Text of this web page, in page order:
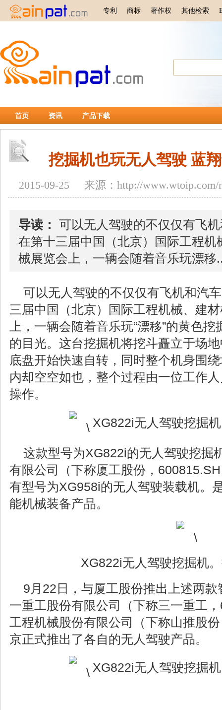
专利 商标 著作权 其他检索
首页 资讯 产品下载
挖掘机也玩无人驾驶 蓝
2015-09-25 来源：http://www.wtoip.com/
导读：可以无人驾驶的不仅仅有飞
在第十三届中国（北京）国际工程
械展览会上，一辆会随着音乐玩漂移
可以无人驾驶的不仅仅有飞机和汽
三届中国（北京）国际工程机械、建材
上，一辆会随着音乐玩“漂移”的黄色
的目光。这台挖掘机将挖斗矗立于场
底盘开始快速自转，同时整个机身围
内却空空如也，整个过程由一位工作
操作。
XG822i无人驾驶挖掘
这款型号为XG822i的无人驾驶挖掘
有限公司（下称厦工股份，
有型号为XG958i的无人驾驶装载机。
能机械装备产品。
XG822i无人驾驶挖掘机
9月22日，与厦工股份推出上述两
一重工股份有限公司（下称三一重工
工程机械股份有限公司（下称山推股
京正式推出了各自的无人驾驶产品。
XG822i无人驾驶挖掘